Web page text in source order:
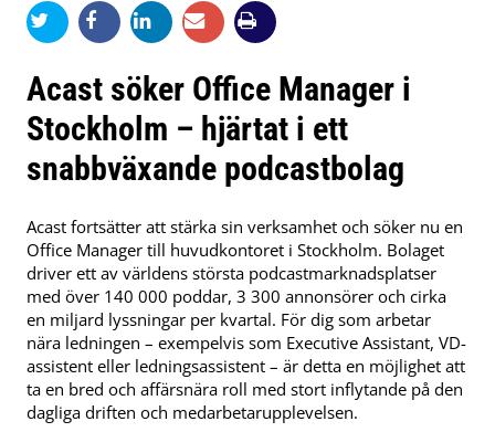
Acast söker Office Manager i
Stockholm – hjärtat i ett
snabbväxande podcastbolag
Acast fortsätter att stärka sin verksamhet och söker nu en
Office Manager till huvudkontoret i Stockholm. Bolaget
driver ett av världens största podcastmarknadsplatser
med över 140 000 poddar, 3 300 annonsörer och cirka
en miljard lyssningar per kvartal. För dig som arbetar
nära ledningen – exempelvis som Executive Assistant, VD-
assistent eller ledningsassistent – är detta en möjlighet att
ta en bred och affärsnära roll med stort inflytande på den
dagliga driften och medarbetarupplevelsen.